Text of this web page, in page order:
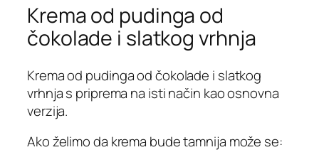
Krema od pudinga od
čokolade i slatkog vrhnja
Krema od pudinga od čokolade i slatkog
vrhnja s priprema na isti način kao osnovna
verzija.
Ako želimo da krema bude tamnija može se: